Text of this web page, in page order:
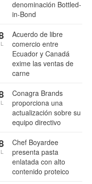
denominación Bottled-
in-Bond
Acuerdo de libre
comercio entre
Ecuador y Canadá
exime las ventas de
carne
Conagra Brands
proporciona una
actualización sobre su
equipo directivo
Chef Boyardee
presenta pasta
enlatada con alto
contenido proteico